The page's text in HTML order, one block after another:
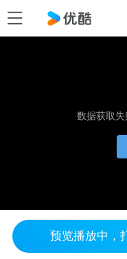
数据获取
预览播放中，